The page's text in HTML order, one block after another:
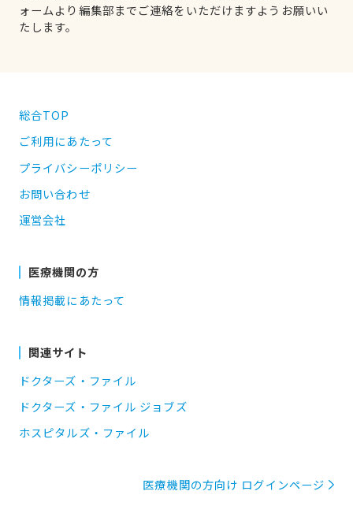
ォームより編集部までご連絡をいただけますようお願いい
たします。
総合TOP
ご利用にあたって
プライバシーポリシー
お問い合わせ
運営会社
医療機関の方
情報掲載にあたって
関連サイト
ドクターズ・ファイル
ドクターズ・ファイル ジョブズ
ホスピタルズ・ファイル
医療機関の方向け ログインページ